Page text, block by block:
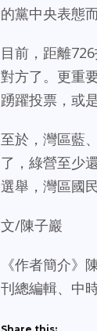
的黨中央表態而
目前，距離
對方了。更重
踴躍投票，或
至於，灣區藍
了，綠營至少
選舉，灣區國
文/陳子巖
《作者簡介》
刊總編輯、中